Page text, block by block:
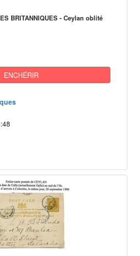
BRITANNIQUES - Ceylan oblité
ENCHÉRIR